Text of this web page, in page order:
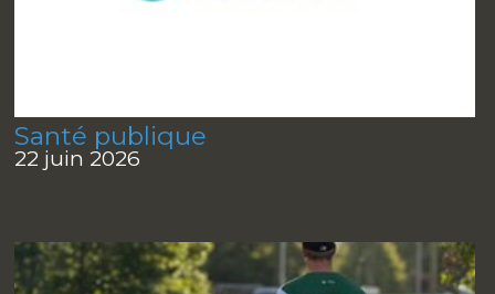
Santé publique
22 juin 2026